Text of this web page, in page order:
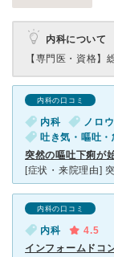
内科について
【専門医・資格】
内科の口コミ
内科
ノロ
吐き気・嘔吐
突然の嘔吐下痢が
内科の口コミ
内科
4.5
インフォームドコ